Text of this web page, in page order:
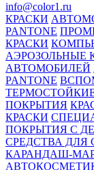
info@color1.ru
КРАСКИ
PANTONE
КРАСКИ
АЭРОЗОЛЬНЫЕ
АВТОМОБИЛЕЙ
PANTONE
ПОКРЫТИЯ
КРАСКИ
ПОКРЫТИЯ С
СРЕДСТВА ДЛЯ
КАРАНДАШ-